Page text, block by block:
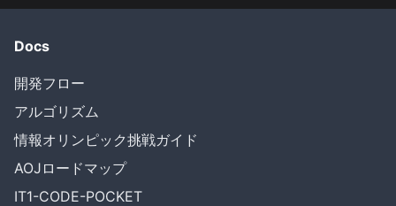
Docs
開発フロー
アルゴリズム
情報オリンピック挑戦ガイド
AOJロードマップ
IT1-CODE-POCKET